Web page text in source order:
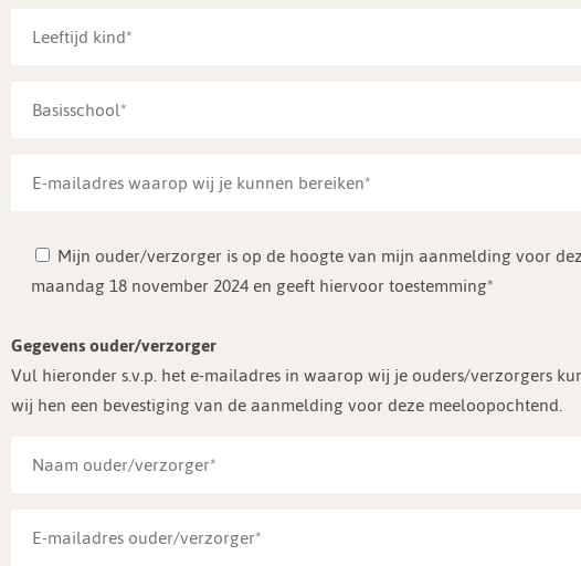
Mijn ouder/verzorger is op de hoogte van mijn aanmelding voor
maandag 18 november 2024 en geeft hiervoor toestemming*
Gegevens ouder/verzorger
Vul hieronder s.v.p. het e-mailadres in waarop wij je ouders/verzorgers
wij hen een bevestiging van de aanmelding voor deze meeloopochtend.